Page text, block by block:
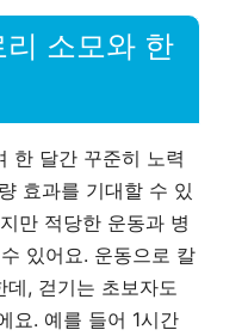
소모와 한
한 달간 꾸준히 노력
효과를 기대할 수 있
만 적당한 운동과 병
있어요. 운동으로 칼
, 걷기는 초보자도
요. 예를 들어 1시간